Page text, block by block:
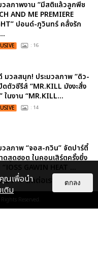
วลภาพงาน “มีสติแล้วลูกพีช
AND ME PREMIERE
ปอนด์-ภูวินทร์ คลั่งรัก
: 16
มวลสนุก! ประมวลภาพ “ดิว-
ดตัวซีรีส์ “MR.KILL มังงะสั่ง
ในงาน “MR.KILL...
: 14
วลภาพ “จอส-กวิน” จัดปาร์ตี้
ดสุดฮอต ในคอนเสิร์ตครั้งยิ่ง
GAWIN HEAT ...
: 34
ณา ติดต่อเรา
Reserved.
ณเพื่อนำ
ติม
ตกลง